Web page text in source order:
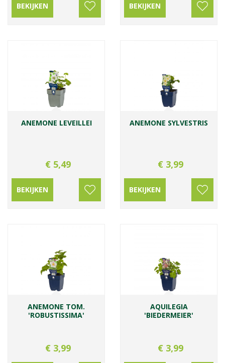
BEKIJKEN BEKIJKEN
ANEMONE LEVEILLEI
€ 5,49
BEKIJKEN
ANEMONE SYLVESTRIS
€ 3,99
BEKIJKEN
ANEMONE TOM.
'ROBUSTISSIMA'
€ 3,99
AQUILEGIA
'BIEDERMEIER'
€ 3,99